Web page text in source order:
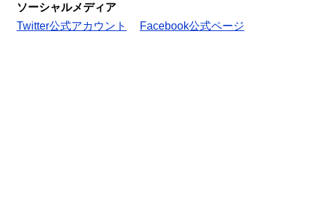
ソーシャルメディア
Twitter公式アカウント
Facebook公式ページ